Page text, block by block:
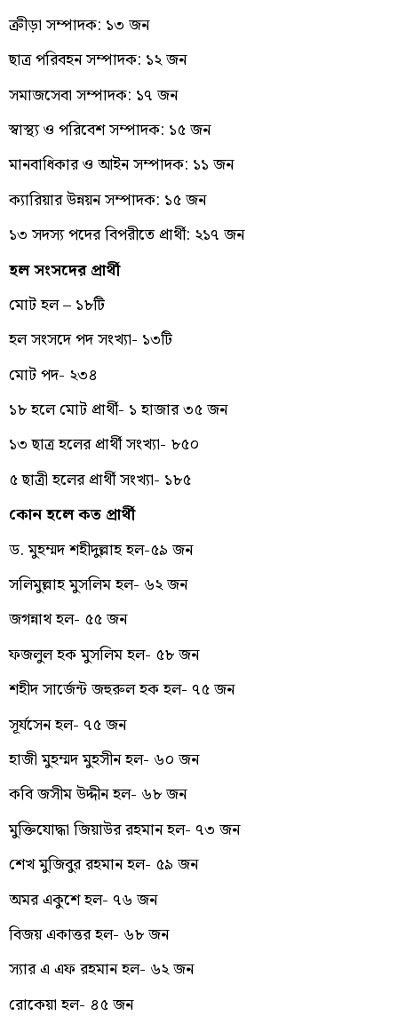
ক্রীড়া সম্পাদক: ১৩ জন
ছাত্র পরিবহন সম্পাদক: ১২ জন
সমাজসেবা সম্পাদক: ১৭ জন
স্বাস্থ্য ও পরিবেশ সম্পাদক: ১৫ জন
মানবাধিকার ও আইন সম্পাদক: ১১ জন
ক্যারিয়ার উন্নয়ন সম্পাদক: ১৫ জন
১৩ সদস্য পদের বিপরীতে প্রার্থী: ২১৭ জন
হল সংসদের প্রার্থী
মোট হল – ১৮টি
হল সংসদে পদ সংখ্যা- ১৩টি
মোট পদ- ২৩৪
১৮ হলে মোট প্রার্থী- ১ হাজার ৩৫ জন
১৩ ছাত্র হলের প্রার্থী সংখ্যা- ৮৫০
৫ ছাত্রী হলের প্রার্থী সংখ্যা- ১৮৫
কোন হলে কত প্রার্থী
ড. মুহম্মদ শহীদুল্লাহ হল-৫৯ জন
সলিমুল্লাহ মুসলিম হল- ৬২ জন
জগন্নাথ হল- ৫৫ জন
ফজলুল হক মুসলিম হল- ৫৮ জন
শহীদ সার্জেন্ট জহুরুল হক হল- ৭৫ জন
সূর্যসেন হল- ৭৫ জন
হাজী মুহম্মদ মুহসীন হল- ৬০ জন
কবি জসীম উদ্দীন হল- ৬৮ জন
মুক্তিযোদ্ধা জিয়াউর রহমান হল- ৭৩ জন
শেখ মুজিবুর রহমান হল- ৫৯ জন
অমর একুশে হল- ৭৬ জন
বিজয় একাত্তর হল- ৬৮ জন
স্যার এ এফ রহমান হল- ৬২ জন
রোকেয়া হল- ৪৫ জন